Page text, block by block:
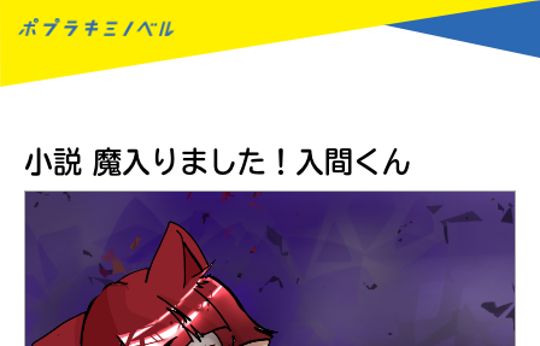
小説 魔入りました！入間くん